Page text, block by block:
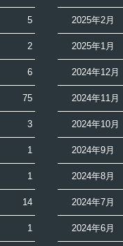
5
2
6
75
3
1
1
14
1
2025年2月
2025年1月
2024年12月
2024年11月
2024年10月
2024年9月
2024年8月
2024年7月
2024年6月